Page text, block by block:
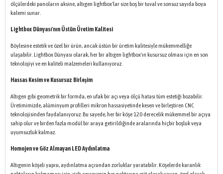
ölçülerdeki panoların aksine, altıgen lightbox'lar size boş bir tuval ve sonsuz sayıda boya
kalemi sunar.
Lightbox Dünyası'nın Üstün Üretim Kalitesi
Böylesine estetik ve özel bir ürün, ancak üstün bir üretim kalitesiyle mükemmelliğe
ulaşabilir. Lightbox Dünyası olarak, her bir altıgen lightbox'ın kusursuz olması için en son
teknolojiyi ve en kaliteli malzemeleri kullanıyoruz.
Hassas Kesim ve Kusursuz Birleşim
Altıgen gibi geometrik bir formda, en ufak bir açı veya ölçü hatası tüm estetiği bozabilir.
Üretimimizde, alüminyum profilleri mikron hassasiyetinde kesen ve birleştiren CNC
teknolojisinden faydalanıyoruz. Bu sayede, her bir köşe 120 derecelik mükemmel bir açıya
sahip olur ve birden fazla modül bir araya getirildiğinde aralarında hiçbir boşluk veya
uyumsuzluk kalmaz.
Homojen ve Göz Almayan LED Aydınlatma
Altıgenin köşeli yapısı, aydınlatma açısından zorluklar yaratabilir. Köşelerde karanlık